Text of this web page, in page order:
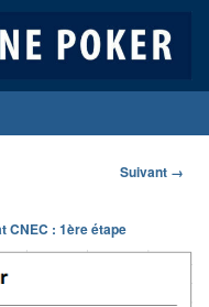
Navigation
images
Suivant →
CNEC : 1ère étape